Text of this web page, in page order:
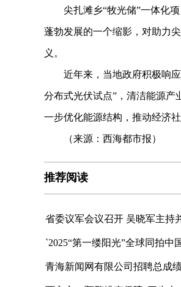
尖扎滩乡“牧光储”一体化项
蓬勃发展的一个缩影，对助力
义。
近年来，当地政府积极响应
分布式光伏试点”，清洁能源
一步优化能源结构，推动经济社
（来源：西海都市报）
推荐阅读
省委议军会议召开 吴晓军主持
`2025“第一缕阳光”全球同拍中
青海新闻网有限公司招聘总成